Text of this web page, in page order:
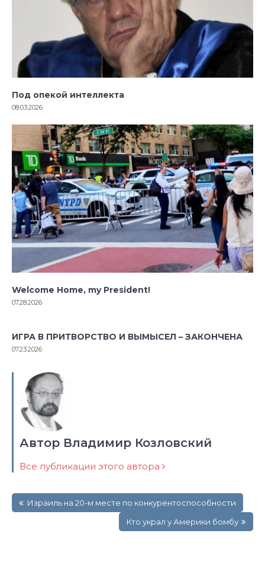
Под опекой интеллекта
08.03.2026
Welcome Home, my President!
07.28.2026
ИГРА В ПРИТВОРСТВО И ВЫМЫСЕЛ – ЗАКОНЧЕНА
07.23.2026
Автор Владимир Козловский
Все публикации этого автора
по Израиль на 20-м месте по конкурентоспособности
Кто украл у Америки бомбу